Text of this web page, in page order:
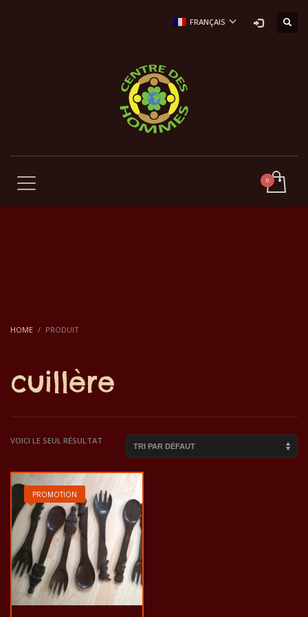
FRANÇAIS
HOME PRODUIT
cuillère
VOICI LE SEUL RÉSULTAT
PROMOTION